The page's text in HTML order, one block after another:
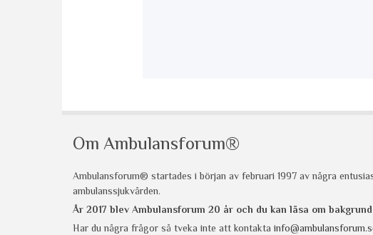
Om Ambulansforum®
Ambulansforum® startades i början av februari 1997 av några
ambulanssjukvården.
År 2017 blev Ambulansforum 20 år och du kan läsa om
Har du några frågor så tveka inte att kontakta